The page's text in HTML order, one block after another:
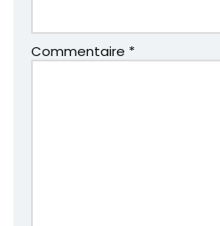
Commentaire *